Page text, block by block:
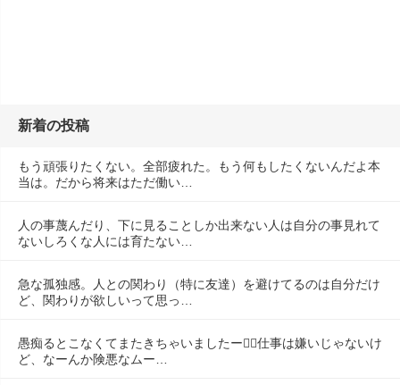
新着の投稿
もう頑張りたくない。全部疲れた。もう何もしたくないんだよ本
当は。だから将来はただ働い…
人の事蔑んだり、下に見ることしか出来ない人は自分の事見れて
ないしろくな人には育たない…
急な孤独感。人との関わり（特に友達）を避けてるのは自分だけ
ど、関わりが欲しいって思っ…
愚痴るとこなくてまたきちゃいましたー😮‍💨仕事は嫌いじゃないけ
ど、なーんか険悪なムー…